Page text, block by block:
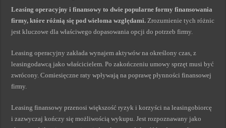
Leasing operacyjny i finansowy to dwie popularne formy finansowania
firmy, które różnią się pod wieloma względami. Zrozumienie tych różnic
jest kluczowe dla właściwego dopasowania opcji do potrzeb firmy.
Leasing operacyjny zakłada wynajem aktywów na określony czas, z
leasingodawcą jako właścicielem. Po zakończeniu umowy sprzęt musi być
zwrócony. Comiesięczne raty wpływają na poprawę płynności finansowej
firmy.
Leasing finansowy przenosi większość ryzyk i korzyści na leasingobiorcę
i zazwyczaj kończy się możliwością wykupu. Jest rozpoznawany jako